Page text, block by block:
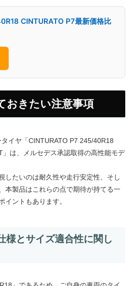
CINTURATO P7最新価格比
おきたい注意事項
イヤ「CINTURATO P7 245/40R18
は、メルセデス承認取得の高性能モデ
したいのは耐久性や走行安定性、そし
本製品はこれらの点で期待が持てる一
イントもあります。
様とサイズ適合性に関し